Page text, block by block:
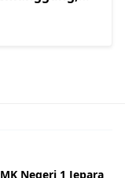
Negeri 1 Jepara